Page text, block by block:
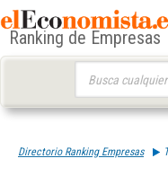
Ranking de Empresas
Directorio Ranking Empresas